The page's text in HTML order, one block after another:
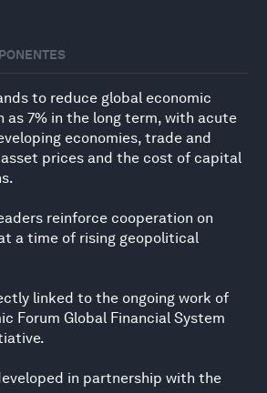
PONENTES
to reduce global economic
as 7% in the long term, with acute
economies, trade and
prices and the cost of capital
reinforce cooperation on
a time of rising geopolitical
linked to the ongoing work of
Forum Global Financial System
in partnership with the